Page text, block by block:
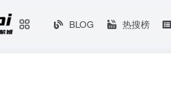
BLOG 热搜榜